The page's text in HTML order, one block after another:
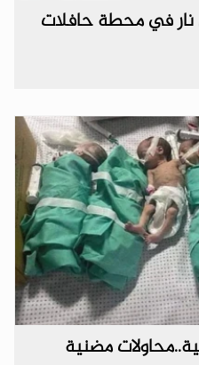
في محطة حافلات
مضنية